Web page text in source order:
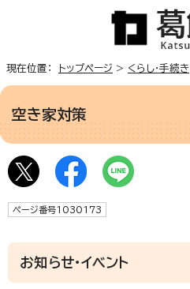
現在位置： トップページ > くらし・手続き
空き家対策
ページ番号1030173
お知らせ・イベント